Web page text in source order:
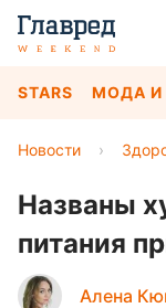
STARS МОДА И
Новости ›
Названы
питания
Алена